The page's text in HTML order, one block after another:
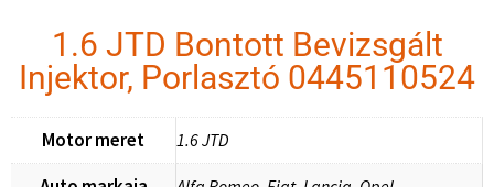
1.6 JTD Bontott Bevizsgált
Injektor, Porlasztó 0445110524
Motor meret 1.6 JTD